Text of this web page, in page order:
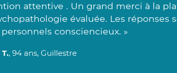
attentive . Un grand merci à la
évaluée. Les réponses
consciencieux. »
, 94 ans, Guillestre